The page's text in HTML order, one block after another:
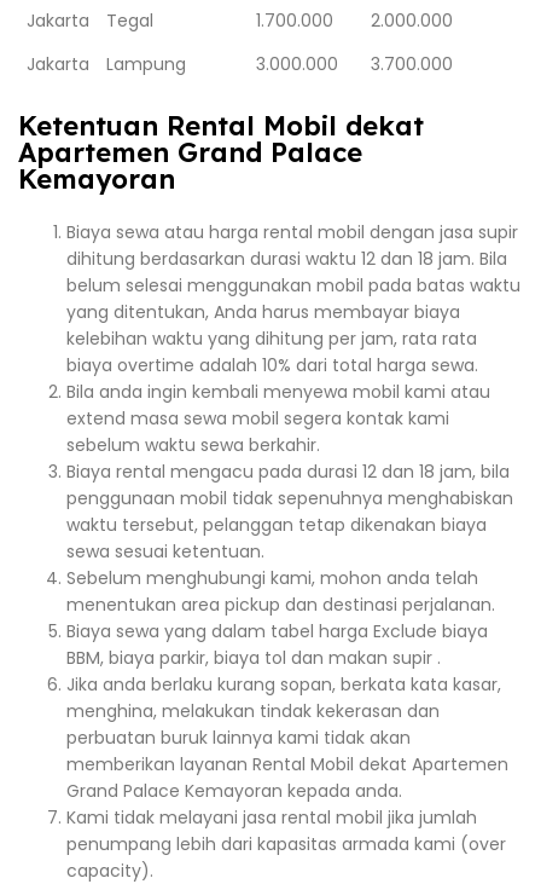
Jakarta
Tegal 1.700.000
2.000.000
Jakarta
Lampung 3.000.000 3.700.000
Ketentuan Rental Mobil dekat
Apartemen Grand Palace
Kemayoran
Biaya sewa atau harga rental mobil dengan jasa supir
dihitung berdasarkan durasi waktu 12 dan 18 jam. Bila
belum selesai menggunakan mobil pada batas waktu
yang ditentukan, Anda harus membayar biaya
kelebihan waktu yang dihitung per jam, rata rata
biaya overtime adalah 10% dari total harga sewa.
Bila anda ingin kembali menyewa mobil kami atau
extend masa sewa mobil segera kontak kami
sebelum waktu sewa berkahir.
Biaya rental mengacu pada durasi 12 dan 18 jam, bila
penggunaan mobil tidak sepenuhnya menghabiskan
waktu tersebut, pelanggan tetap dikenakan biaya
sewa sesuai ketentuan.
Sebelum menghubungi kami, mohon anda telah
menentukan area pickup dan destinasi perjalanan.
Biaya sewa yang dalam tabel harga Exclude biaya
BBM, biaya parkir, biaya tol dan makan supir .
Jika anda berlaku kurang sopan, berkata kata kasar,
menghina, melakukan tindak kekerasan dan
perbuatan buruk lainnya kami tidak akan
memberikan layanan Rental Mobil dekat Apartemen
Grand Palace Kemayoran kepada anda.
Kami tidak melayani jasa rental mobil jika jumlah
penumpang lebih dari kapasitas armada kami (over
capacity).